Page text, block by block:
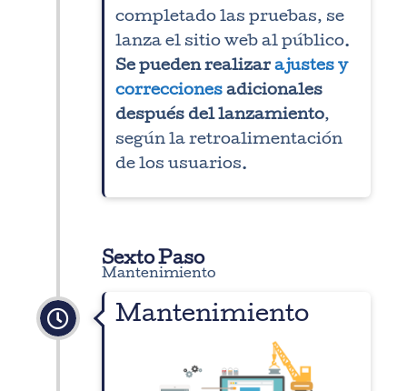
completado las pruebas, se
lanza el sitio web al público.
Se pueden realizar ajustes y
correcciones adicionales
después del lanzamiento,
según la retroalimentación
de los usuarios.
Sexto Paso
Mantenimiento
Mantenimiento